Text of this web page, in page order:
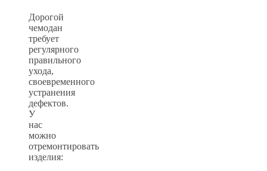
Дорогой
чемодан
требует
регулярного
правильного
ухода,
своевременного
устранения
дефектов.
У
нас
можно
отремонтировать
изделия: